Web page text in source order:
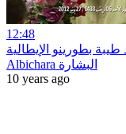
12:48
بطورينو الإيطالية
Albichara البشارة
10 years ago